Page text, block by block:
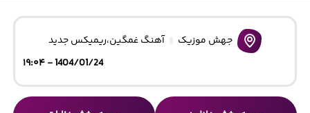
جهش موزیک آهنگ غمگین،ریمیکس جدید
1404/01/24 - ۱۹:۰۴